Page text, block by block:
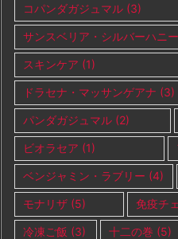
コパンダガジュマル (3)
サンスベリア・シルバーハニー
スキンケア (1)
ドラセナ・マッサンゲアナ (3)
パンダガジュマル (2)
ビオラセア (1)
ベンジャミン・ラブリー (4)
モナリザ (5) 免疫チ
冷凍ご飯 (3) 十二の巻 (5)